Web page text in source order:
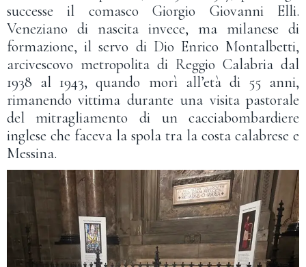
successe il comasco Giorgio Giovanni Elli.
Veneziano di nascita invece, ma milanese di
formazione, il servo di Dio Enrico Montalbetti,
arcivescovo metropolita di Reggio Calabria dal
1938 al 1943, quando morì all’età di 55 anni,
rimanendo vittima durante una visita pastorale
del mitragliamento di un cacciabombardiere
inglese che faceva la spola tra la costa calabrese e
Messina.